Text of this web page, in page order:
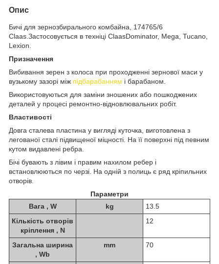
Опис
Бичі для зернозбирального комбайна, 174765/6
Claas.Застосовується в техніці ClaasDominator, Mega, Tucano,
Lexion.
Призначення
Вибивання зерен з колоса при проходженні зернової маси у
вузькому зазорі між підбарабанням і барабаном.
Використовуються для заміни зношених або пошкоджених
деталей у процесі ремонтно-відновлювальних робіт.
Властивості
Довга сталева пластина у вигляді куточка, виготовлена з
легованої сталі підвищеної міцності. На її поверхні під певним
кутом видавлені ребра.
Бічі бувають з лівим і правим нахилом ребер і
встановлюються по черзі. На одній з полиць є ряд кріпильних
отворів.
Параметри
Вага , W
kg
13.5
Кількість отворів
кріплення , N
12
Загальна ширина
, Wb
mm 70